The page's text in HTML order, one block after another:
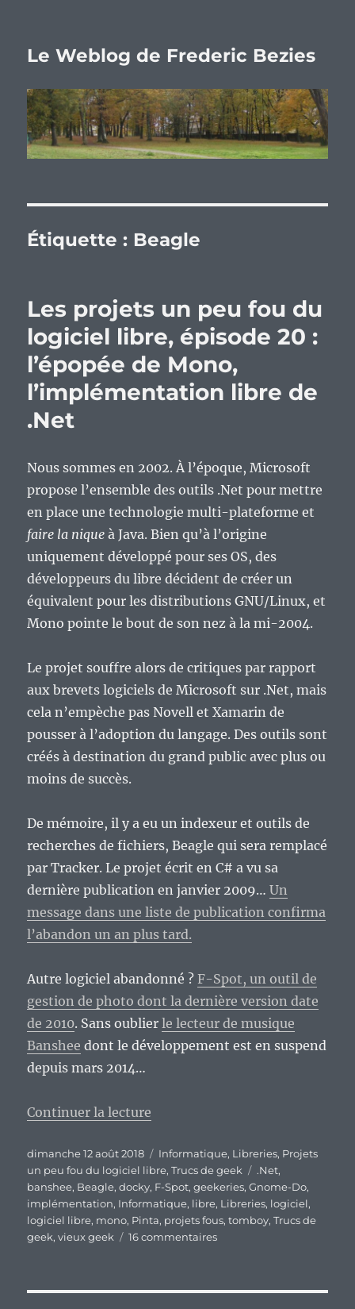
Le Weblog de Frederic Bezies
Étiquette : Beagle
Les projets un peu fou du
logiciel libre, épisode 20 :
l’épopée de Mono,
l’implémentation libre de
.Net
Nous sommes en 2002. À l’époque, Microsoft
propose l’ensemble des outils .Net pour mettre
en place une technologie multi-plateforme et
faire la nique à Java. Bien qu’à l’origine
uniquement développé pour ses OS, des
développeurs du libre décident de créer un
équivalent pour les distributions GNU/Linux, et
Mono pointe le bout de son nez à la mi-2004.
Le projet souffre alors de critiques par rapport
aux brevets logiciels de Microsoft sur .Net, mais
cela n’empèche pas Novell et Xamarin de
pousser à l’adoption du langage. Des outils sont
créés à destination du grand public avec plus ou
moins de succès.
De mémoire, il y a eu un indexeur et outils de
recherches de fichiers, Beagle qui sera remplacé
par Tracker. Le projet écrit en C# a vu sa
dernière publication en janvier 2009…Un
message dans une liste de publication confirma
l’abandon un an plus tard.
Autre logiciel abandonné ?F-Spot, un outil de
gestion de photo dont la dernière version date
de 2010. Sans oublierle lecteur de musique
Banshee dont le développement est en suspend
depuis mars 2014…
Continuer la lecture
Publié
le
dimanche 12 août 2018 Catégories
Informatique, Libreries, Projets
un peu fou du logiciel libre,Trucs de geek Étiquettes
.Net,
banshee, Beagle,docky, F-Spot,geekeries,Gnome-Do,
implémentation, Informatique, libre, Libreries, logiciel,
logiciel libre, mono, Pinta, projets fous,tomboy,Trucs de
geek,vieux geek 16 commentairessur